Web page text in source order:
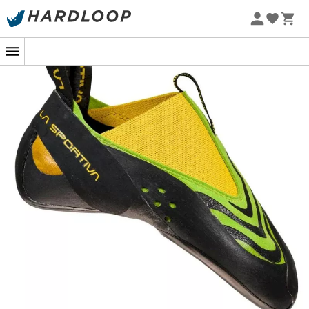
Promos d'été 🔥 -5 % EXTRA dès 2 produits* code Summer5
Un pas vers l'avenir avec des chaussons
de champion !
Vous rêvez de vous faufiler entre les prises avec l'agilité
d'un félin ? Les
chaussons d'escalade Speedster
Sportiva
sont conçus pour les grimpeurs exigeants en
quête de performances inégalées. Inspiré par la vitesse
et la précision, cechausson minimaliste vous offre une
sensibilité incroyable, comme si vos pieds faisaient
littéralement corps avec la paroi.
La technologie No-Edge, intégrée dans lesSpeedster
révolutionne la sensation de grimpe. Grâce à cette
innovation, vos pieds épousent parfaitement les formes
naturelles de la roche, vous permettant d'appréhender